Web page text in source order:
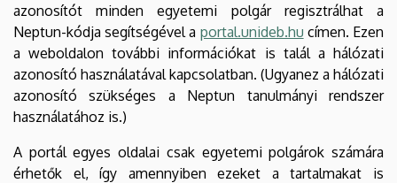
azonosítót minden egyetemi polgár regisztrálhat a
Neptun-kódja segítségével a portal.unideb.hu címen. Ezen
a weboldalon további információkat is talál a hálózati
azonosító használatával kapcsolatban. (Ugyanez a hálózati
azonosító szükséges a Neptun tanulmányi rendszer
használatához is.)
A portál egyes oldalai csak egyetemi polgárok számára
érhetők el, így amennyiben ezeket a tartalmakat is